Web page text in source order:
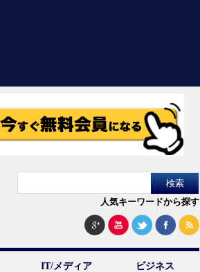
人気キーワードから探す
IT/メディア ビジネス